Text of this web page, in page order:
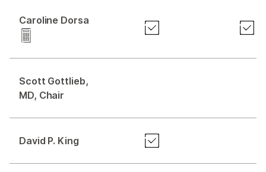
Caroline Dorsa
Scott Gottlieb,
MD, Chair
David P. King